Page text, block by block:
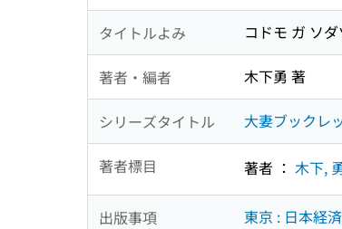
タイトルよみ コドモ ガ ソ
著者・編者 木下勇 著
シリーズタイトル 大妻ブックレ
著者標目 著者 ： 木下,
出版事項 東京 : 日本経